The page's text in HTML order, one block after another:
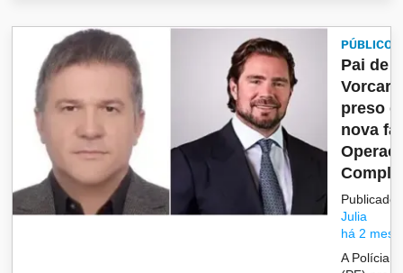
PÚBLICO
Pai de
preso
nova
Publicado
Julia
há 2
A Polícia